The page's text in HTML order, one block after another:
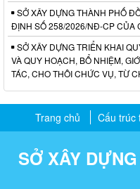
SỞ XÂY DỰNG THÀNH PHỐ
ĐỊNH SỐ 258/2026/NĐ-CP CỦA
SỞ XÂY DỰNG TRIỂN KHAI
VÀ QUY HOẠCH, BỔ NHIỆM,
TÁC, CHO THÔI CHỨC VỤ, TỪ
Trang chủ Cấu trúc
SỞ XÂY